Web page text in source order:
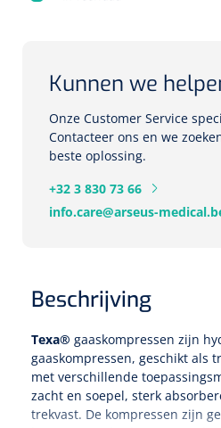
Eetplateau's
Onderleggers
Drinkhulpmiddelen
Bekers
Koffiebekers
Nopa
Kunnen we
Onze Customer Service
Contacteer ons en we
beste oplossing.
+32 3 830 73 66
info.care@arseus-
Beschrijving
Texa® gaaskompressen zijn
gaaskompressen, geschikt als
met verschillende
zacht en soepel, sterk
trekvast. De kompressen zijn